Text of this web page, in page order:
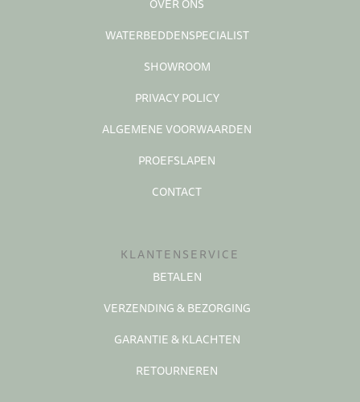
OVER ONS
WATERBEDDENSPECIALIST
SHOWROOM
PRIVACY POLICY
ALGEMENE VOORWAARDEN
PROEFSLAPEN
CONTACT
KLANTENSERVICE
BETALEN
VERZENDING & BEZORGING
GARANTIE & KLACHTEN
RETOURNEREN